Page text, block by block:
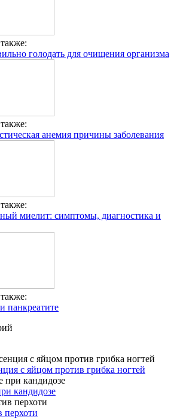
голодать для очищения организма
анемия причины заболевания
миелит: симптомы, диагностика и
панкреатите
с яйцом против грибка ногтей
кандидозе
перхоти